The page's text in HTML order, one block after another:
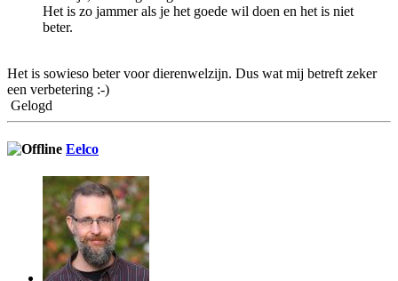
Het is zo jammer als je het goede wil doen en het is niet
beter.
Het is sowieso beter voor dierenwelzijn. Dus wat mij betreft zeker
een verbetering :-)
Gelogd
Eelco